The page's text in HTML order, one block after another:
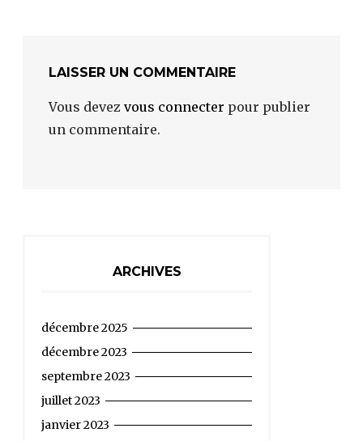
LAISSER UN COMMENTAIRE
Vous devez vous connecter pour publier
un commentaire.
ARCHIVES
décembre 2025
décembre 2023
septembre 2023
juillet 2023
janvier 2023